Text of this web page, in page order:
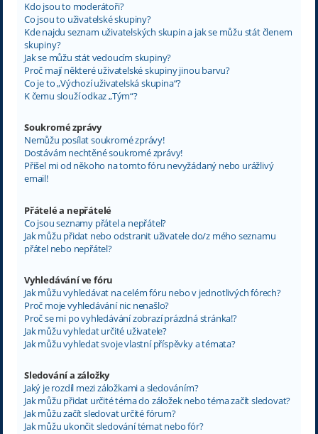
Kdo jsou to moderátoři?
Co jsou to uživatelské skupiny?
Kde najdu seznam uživatelských skupin a jak se můžu stát členem
skupiny?
Jak se můžu stát vedoucím skupiny?
Proč mají některé uživatelské skupiny jinou barvu?
Co je to „Výchozí uživatelská skupina“?
K čemu slouží odkaz „Tým“?
Soukromé zprávy
Nemůžu posílat soukromé zprávy!
Dostávám nechtěné soukromé zprávy!
Přišel mi od někoho na tomto fóru nevyžádaný nebo urážlivý
email!
Přátelé a nepřátelé
Co jsou seznamy přátel a nepřátel?
Jak můžu přidat nebo odstranit uživatele do/z mého seznamu
přátel nebo nepřátel?
Vyhledávání ve fóru
Jak můžu vyhledávat na celém fóru nebo v jednotlivých fórech?
Proč moje vyhledávání nic nenašlo?
Proč se mi po vyhledávání zobrazí prázdná stránka!?
Jak můžu vyhledat určité uživatele?
Jak můžu vyhledat svoje vlastní příspěvky a témata?
Sledování a záložky
Jaký je rozdíl mezi záložkami a sledováním?
Jak můžu přidat určité téma do záložek nebo téma začít sledovat?
Jak můžu začít sledovat určité fórum?
Jak můžu ukončit sledování témat nebo fór?